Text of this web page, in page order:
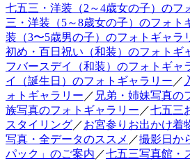
七五三・洋装（2～4歳女の子）のフ
三・洋装（5～8歳女の子）のフォト
装（3〜5歳男の子）のフォトギャラ
初め・百日祝い（和装）のフォトギ
フバースデイ（和装）のフォトギャ
イ（誕生日）のフォトギャラリー ／
ォトギャラリー ／ 兄弟・姉妹写真の
族写真のフォトギャラリー ／七五三
スタイリング／お宮参りお出かけ着
写真・全データのススメ ／撮影日か
パック」のご案内 ／七五三写真館・